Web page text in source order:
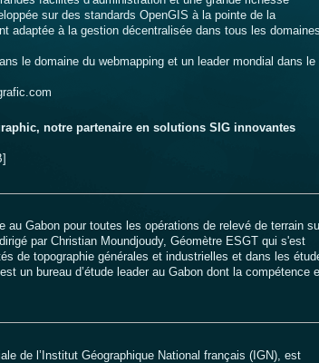
sur des standards OpenGIS à la pointe de la
adaptée à la gestion décentralisée dans tous les domaines
le domaine du webmapping et un leader mondial dans le
notre partenaire en solutions SIG innovantes
au Gabon pour toutes les opérations de relevé de terrain
par Christian Moundjoudy, Géomètre ESGT qui s'est
de topographie générales et industrielles et dans les
un bureau d’étude leader au Gabon dont la compétence
de l’Institut Géographique National français (IGN), est